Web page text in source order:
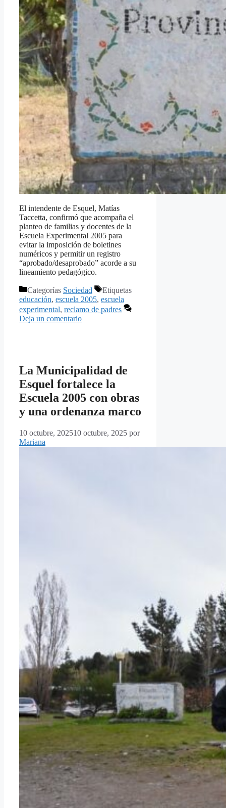
El intendente de Esquel, Matías
Taccetta, confirmó que acompaña el
planteo de familias y docentes de la
Escuela Experimental 2005 para
evitar la imposición de boletines
numéricos y permitir un registro
“aprobado/desaprobado” acorde a su
lineamiento pedagógico.
Categorías Sociedad
Etiquetas
educación, escuela 2005, escuela
experimental, reclamo de padres
Deja un comentario
La Municipalidad de
Esquel fortalece la
Escuela 2005 con obras
y una ordenanza marco
10 octubre, 202510 octubre, 2025 por
Mariana